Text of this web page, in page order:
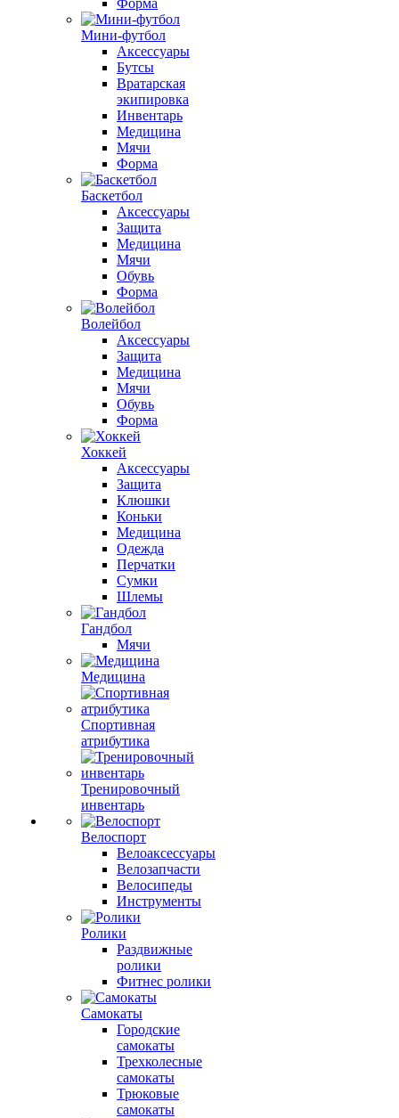
Форма
Мини-футбол
Аксессуары
Бутсы
Вратарская
экипировка
Инвентарь
Медицина
Мячи
Форма
Баскетбол
Аксессуары
Защита
Медицина
Мячи
Обувь
Форма
Волейбол
Аксессуары
Защита
Медицина
Мячи
Обувь
Форма
Хоккей
Аксессуары
Защита
Клюшки
Коньки
Медицина
Одежда
Перчатки
Сумки
Шлемы
Гандбол
Мячи
Медицина
Спортивная
атрибутика
Тренировочный
инвентарь
Велоспорт
Велоаксессуары
Велозапчасти
Велосипеды
Инструменты
Ролики
Раздвижные
ролики
Фитнес ролики
Самокаты
Городские
самокаты
Трехколесные
самокаты
Трюковые
самокаты